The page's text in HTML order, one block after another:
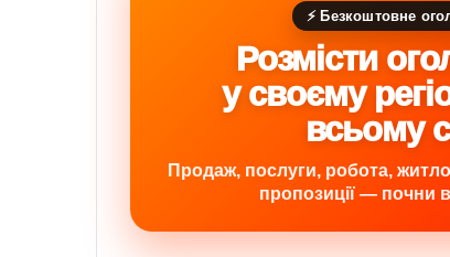
⚡ Безкоштовне
Розмісти
у своєму
всьому
Продаж, послуги, робота, житло,
пропозиції — почни